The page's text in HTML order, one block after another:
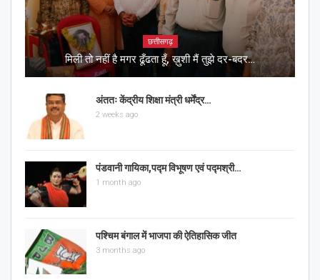
छत्तीसगढ़
मिली तो नहीं है मगर ढूँढता हूँ, ख़ुशी मैं तुझे दर-बदर…
अंततः केंद्रीय शिक्षा मंत्री धर्मेंद्र…
2 weeks ago
पंडवानी गायिका,पद्म विभूषण एवं पद्मश्री…
1 month ago
पश्चिम बंगाल में भाजपा की ऐतिहासिक जीत
3 months ago